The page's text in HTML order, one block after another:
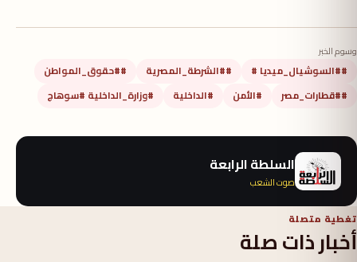
وسوم الخبر
##السوشيال_ميديا # ##الشرطة_المصرية
##حقوق_المواطن
##قطارات_مصر
#الأمن #الداخلية #وزارة_الداخلية #سوهاج
السلطة الرابعة
صوت الشعب
تغطية متصلة
أخبار ذات صلة